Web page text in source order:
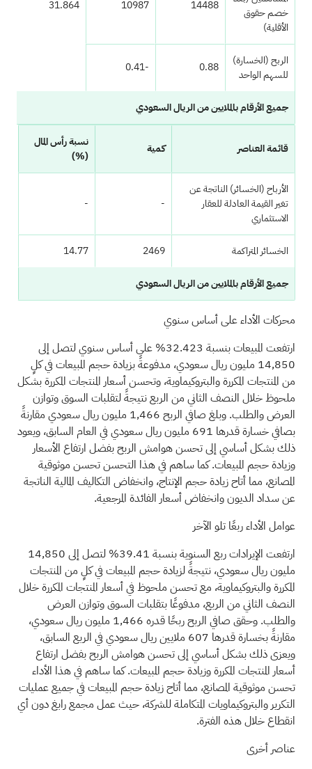
خصم حقوق
الأقلية)
14488
10987
31.864
الربح (الخسارة)
للسهم الواحد
0.88
-0.41
جميع الأرقام بالملايين من الريال السعودي
قائمة العناصر كمية
نسبة رأس المال
(%)
الأرباح (الخسائر) الناتجة عن
تغير القيمة العادلة للعقار
الاستثماري
-
-
الخسائر المتراكمة 2469
14.77
جميع الأرقام بالملايين من الريال السعودي
محركات الأداء على أساس سنوي
ارتفعت المبيعات بنسبة 32.423% على أساس سنوي لتصل إلى
14,850 مليون ريال سعودي، مدفوعةً بزيادة حجم المبيعات في كلٍ
من المنتجات المكررة والبتروكيماوية، وتحسن أسعار المنتجات المكررة بشكل
ملحوظ خلال النصف الثاني من الربع نتيجةً لتقلبات السوق وتوازن
العرض والطلب. وبلغ صافي الربح 1,466 مليون ريال سعودي مقارنةً
بصافي خسارة قدرها 691 مليون ريال سعودي في العام السابق، ويعود
ذلك بشكل أساسي إلى تحسن هوامش الربح بفضل ارتفاع الأسعار
وزيادة حجم المبيعات. كما ساهم في هذا التحسن تحسن موثوقية
المصانع، مما أتاح زيادة حجم الإنتاج، وانخفاض التكاليف المالية الناتجة
عن سداد الديون وانخفاض أسعار الفائدة المرجعية.
عوامل الأداء ربعًا تلو الآخر
ارتفعت الإيرادات ربع السنوية بنسبة 39.41% لتصل إلى 14,850
مليون ريال سعودي، نتيجةً لزيادة حجم المبيعات في كلٍ من المنتجات
المكررة والبتروكيماوية، مع تحسن ملحوظ في أسعار المنتجات المكررة خلال
النصف الثاني من الربع، مدفوعًا بتقلبات السوق وتوازن العرض
والطلب. وحقق صافي الربح ربحًا قدره 1,466 مليون ريال سعودي،
مقارنةً بخسارة قدرها 607 ملايين ريال سعودي في الربع السابق،
ويعزى ذلك بشكل أساسي إلى تحسن هوامش الربح بفضل ارتفاع
أسعار المنتجات المكررة وزيادة حجم المبيعات. كما ساهم في هذا الأداء
تحسن موثوقية المصانع، مما أتاح زيادة حجم المبيعات في جميع عمليات
التكرير والبتروكيماويات المتكاملة للشركة، حيث عمل مجمع رابغ دون أي
انقطاع خلال هذه الفترة.
عناصر أخرى